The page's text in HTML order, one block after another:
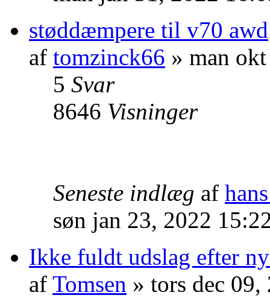
støddæmpere til v70 awd
af tomzinck66 » man
5 Svar
8646 Visninger
Seneste indlæg af
søn jan 23, 2022
Ikke fuldt udslag efter
af Tomsen » tors dec